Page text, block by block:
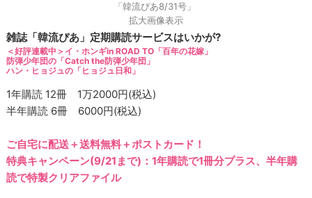
「韓流ぴあ8/31号」
拡大画像表示
雑誌「韓流ぴあ」定期購読サービスはいかが?
＜好評連載中＞イ・ホンギin ROAD TO「百年の花嫁」
防弾少年団の「Catch the防弾少年団」
ハン・ヒョジュの「ヒョジュ日和」
1年購読 12冊 1万2000円(税込)
半年購読 6冊 6000円(税込)
ご自宅に配送＋送料無料＋ポストカード！
特典キャンペーン(9/21まで)：1年購読で1冊分プラス、半年購
読で特製クリアファイル